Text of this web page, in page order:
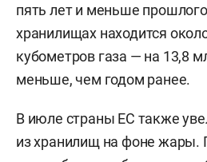
пять лет и меньше
хранилищах находится
кубометров газа — на 13,8
меньше, чем годом ранее.
В июле страны ЕС также
из хранилищ на фоне жары.